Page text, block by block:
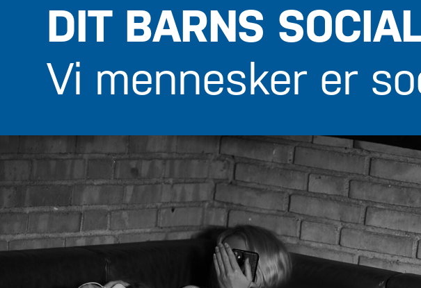
DIT BARNS
Vi mennesker er